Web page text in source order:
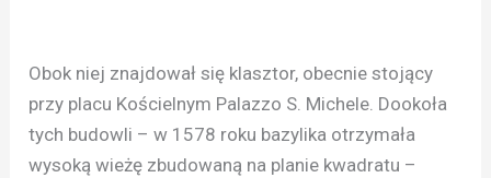
Obok niej znajdował się klasztor, obecnie stojący
przy placu Kościelnym Palazzo S. Michele. Dookoła
tych budowli – w 1578 roku bazylika otrzymała
wysoką wieżę zbudowaną na planie kwadratu –